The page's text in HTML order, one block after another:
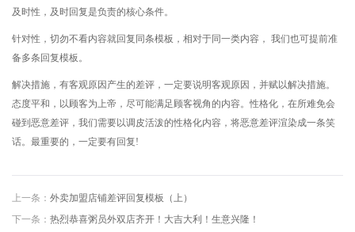
及时性，及时回复是负责的核心条件。
针对性，切勿不看内容就回复同条模板，相对于同一类内容， 我们也可提前准
备多条回复模板。
解决措施，有客观原因产生的差评，一定要说明客观原因，并赋以解决措施。
态度平和，以顾客为上帝，尽可能满足顾客视角的内容。性格化，在所难免会
碰到恶意差评，我们需要以调皮活泼的性格化内容，将恶意差评渲染成一条笑
话。最重要的，一定要有回复!
上一条： 外卖加盟店铺差评回复模板（上）
下一条： 热烈恭喜粥员外双店齐开！大吉大利！生意兴隆！